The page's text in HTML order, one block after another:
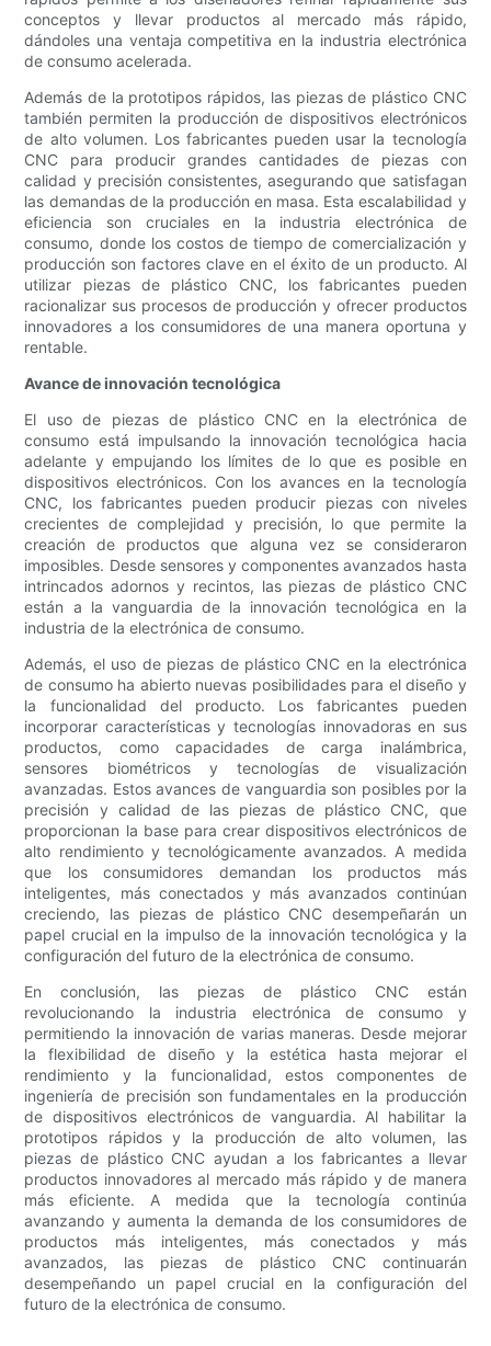
conceptos y llevar productos al mercado más rápido,
dándoles una ventaja competitiva en la industria electrónica
de consumo acelerada.
Además de la prototipos rápidos, las piezas de plástico CNC
también permiten la producción de dispositivos electrónicos
de alto volumen. Los fabricantes pueden usar la tecnología
CNC para producir grandes cantidades de piezas con
calidad y precisión consistentes, asegurando que satisfagan
las demandas de la producción en masa. Esta escalabilidad y
eficiencia son cruciales en la industria electrónica de
consumo, donde los costos de tiempo de comercialización y
producción son factores clave en el éxito de un producto. Al
utilizar piezas de plástico CNC, los fabricantes pueden
racionalizar sus procesos de producción y ofrecer productos
innovadores a los consumidores de una manera oportuna y
rentable.
Avance de innovación tecnológica
El uso de piezas de plástico CNC en la electrónica de
consumo está impulsando la innovación tecnológica hacia
adelante y empujando los límites de lo que es posible en
dispositivos electrónicos. Con los avances en la tecnología
CNC, los fabricantes pueden producir piezas con niveles
crecientes de complejidad y precisión, lo que permite la
creación de productos que alguna vez se consideraron
imposibles. Desde sensores y componentes avanzados hasta
intrincados adornos y recintos, las piezas de plástico CNC
están a la vanguardia de la innovación tecnológica en la
industria de la electrónica de consumo.
Además, el uso de piezas de plástico CNC en la electrónica
de consumo ha abierto nuevas posibilidades para el diseño y
la funcionalidad del producto. Los fabricantes pueden
incorporar características y tecnologías innovadoras en sus
productos, como capacidades de carga inalámbrica,
sensores biométricos y tecnologías de visualización
avanzadas. Estos avances de vanguardia son posibles por la
precisión y calidad de las piezas de plástico CNC, que
proporcionan la base para crear dispositivos electrónicos de
alto rendimiento y tecnológicamente avanzados. A medida
que los consumidores demandan los productos más
inteligentes, más conectados y más avanzados continúan
creciendo, las piezas de plástico CNC desempeñarán un
papel crucial en la impulso de la innovación tecnológica y la
configuración del futuro de la electrónica de consumo.
En conclusión, las piezas de plástico CNC están
revolucionando la industria electrónica de consumo y
permitiendo la innovación de varias maneras. Desde mejorar
la flexibilidad de diseño y la estética hasta mejorar el
rendimiento y la funcionalidad, estos componentes de
ingeniería de precisión son fundamentales en la producción
de dispositivos electrónicos de vanguardia. Al habilitar la
prototipos rápidos y la producción de alto volumen, las
piezas de plástico CNC ayudan a los fabricantes a llevar
productos innovadores al mercado más rápido y de manera
más eficiente. A medida que la tecnología continúa
avanzando y aumenta la demanda de los consumidores de
productos más inteligentes, más conectados y más
avanzados, las piezas de plástico CNC continuarán
desempeñando un papel crucial en la configuración del
futuro de la electrónica de consumo.